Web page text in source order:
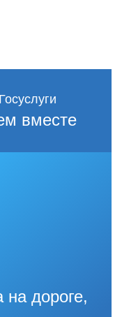
вместе
дороге,